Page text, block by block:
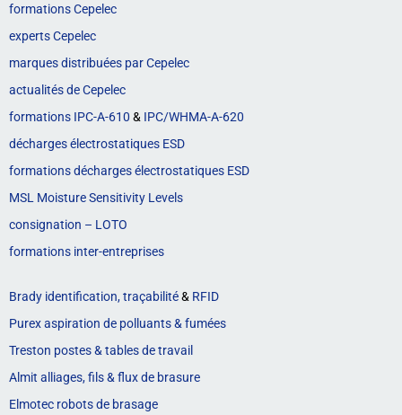
formations Cepelec
experts Cepelec
marques distribuées par Cepelec
actualités de Cepelec
formations IPC-A-610 & IPC/WHMA-A-620
décharges électrostatiques ESD
formations décharges électrostatiques ESD
MSL Moisture Sensitivity Levels
consignation – LOTO
formations inter-entreprises
Brady identification, traçabilité& RFID
Purex aspiration de polluants & fumées
Treston postes & tables de travail
Almit alliages, fils & flux de brasure
Elmotec robots de brasage